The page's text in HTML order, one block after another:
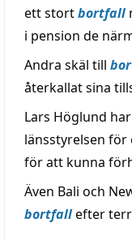
ett stortbortfall
i pension de
Andra skäl till
återkallat sina
Lars Höglund
länsstyrelsen
för att kunna
Även Bali och
bortfallefter